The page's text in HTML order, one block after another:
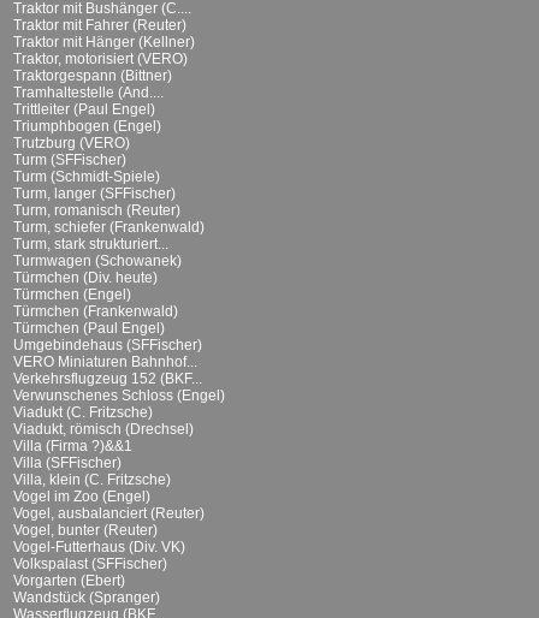
Traktor mit Bushänger (C....
Traktor mit Fahrer (Reuter)
Traktor mit Hänger (Kellner)
Traktor, motorisiert (VERO)
Traktorgespann (Bittner)
Tramhaltestelle (And....
Trittleiter (Paul Engel)
Triumphbogen (Engel)
Trutzburg (VERO)
Turm (SFFischer)
Turm (Schmidt-Spiele)
Turm, langer (SFFischer)
Turm, romanisch (Reuter)
Turm, schiefer (Frankenwald)
Turm, stark strukturiert...
Turmwagen (Schowanek)
Türmchen (Div. heute)
Türmchen (Engel)
Türmchen (Frankenwald)
Türmchen (Paul Engel)
Umgebindehaus (SFFischer)
VERO Miniaturen Bahnhof...
Verkehrsflugzeug 152 (BKF...
Verwunschenes Schloss (Engel)
Viadukt (C. Fritzsche)
Viadukt, römisch (Drechsel)
Villa (Firma ?)&&1
Villa (SFFischer)
Villa, klein (C. Fritzsche)
Vogel im Zoo (Engel)
Vogel, ausbalanciert (Reuter)
Vogel, bunter (Reuter)
Vogel-Futterhaus (Div. VK)
Volkspalast (SFFischer)
Vorgarten (Ebert)
Wandstück (Spranger)
Wasserflugzeug (BKF